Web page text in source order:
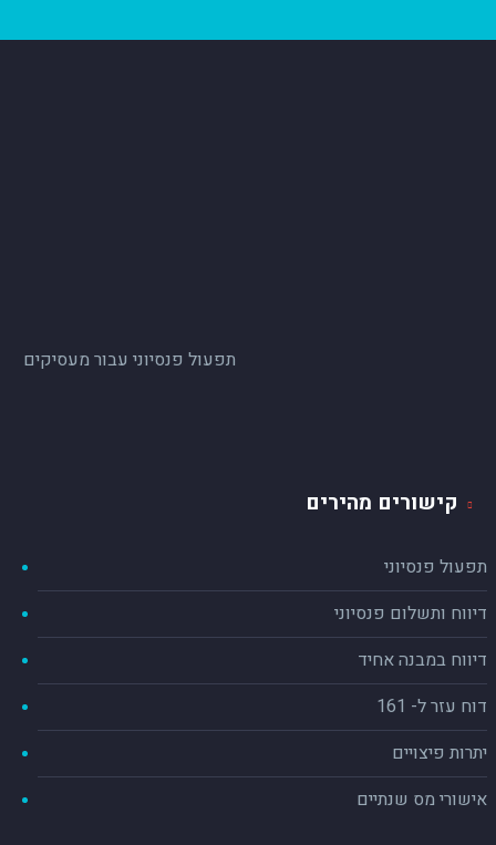
תפעול פנסיוני עבור מעסיקים
קישורים מהירים
תפעול פנסיוני
דיווח ותשלום פנסיוני
דיווח במבנה אחיד
דוח עזר ל- 161
יתרות פיצויים
אישורי מס שנתיים